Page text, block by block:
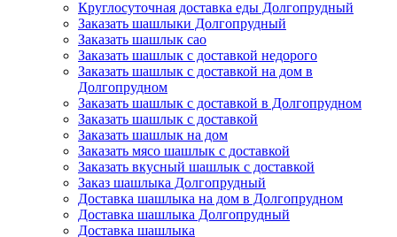
Круглосуточная доставка еды Долгопрудный
Заказать шашлыки Долгопрудный
Заказать шашлык сао
Заказать шашлык с доставкой недорого
Заказать шашлык с доставкой на дом в
Долгопрудном
Заказать шашлык с доставкой в Долгопрудном
Заказать шашлык с доставкой
Заказать шашлык на дом
Заказать мясо шашлык с доставкой
Заказать вкусный шашлык с доставкой
Заказ шашлыка Долгопрудный
Доставка шашлыка на дом в Долгопрудном
Доставка шашлыка Долгопрудный
Доставка шашлыка